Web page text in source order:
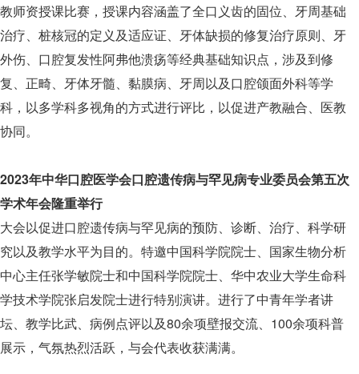
教师资授课比赛，授课内容涵盖了全口义齿的固位、牙周基础
治疗、桩核冠的定义及适应证、牙体缺损的修复治疗原则、牙
外伤、口腔复发性阿弗他溃疡等经典基础知识点，涉及到修
复、正畸、牙体牙髓、黏膜病、牙周以及口腔颌面外科等学
科，以多学科多视角的方式进行评比，以促进产教融合、医教
协同。
2023年中华口腔医学会口腔遗传病与罕见病专业委员会第五次
学术年会隆重举行
大会以促进口腔遗传病与罕见病的预防、诊断、治疗、科学研
究以及教学水平为目的。特邀中国科学院院士、国家生物分析
中心主任张学敏院士和中国科学院院士、华中农业大学生命科
学技术学院张启发院士进行特别演讲。进行了中青年学者讲
坛、教学比武、病例点评以及80余项壁报交流、100余项科普
展示，气氛热烈活跃，与会代表收获满满。